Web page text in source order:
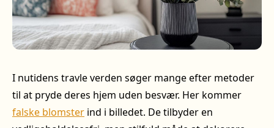
I nutidens travle verden søger mange efter metoder
til at pryde deres hjem uden besvær. Her kommer
falske blomster ind i billedet. De tilbyder en